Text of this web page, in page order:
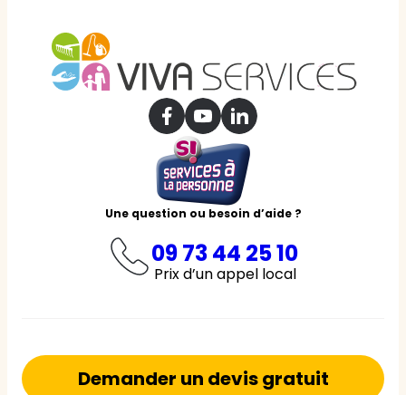
Une question ou besoin d’aide ?
09 73 44 25 10
Prix d’un appel local
Demander un devis gratuit